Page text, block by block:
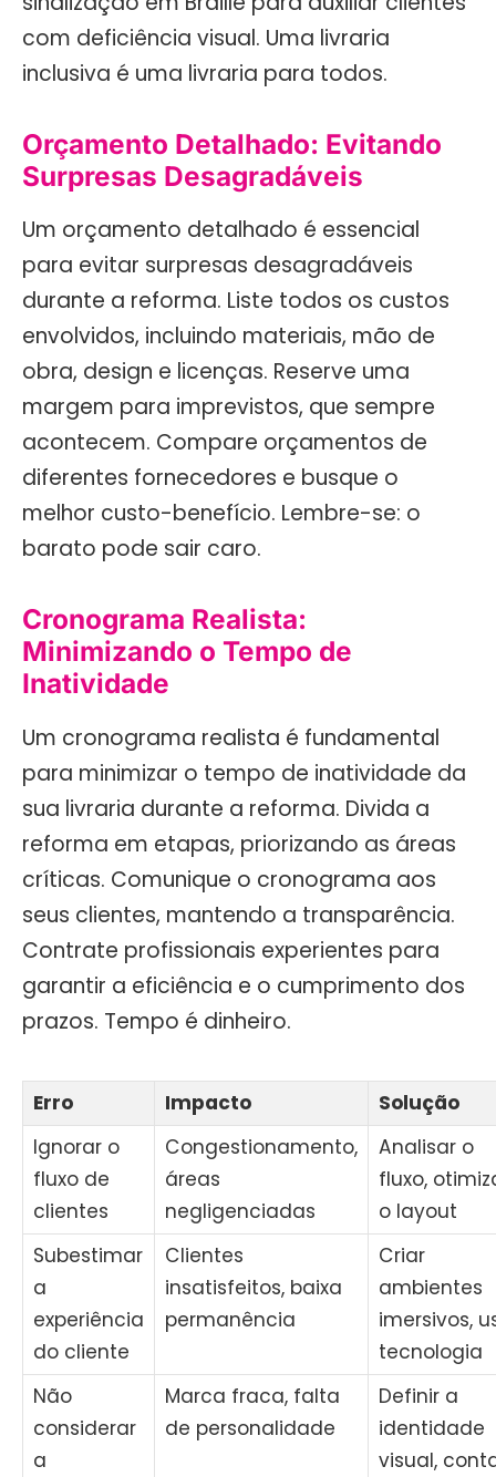
com deficiência visual. Uma livraria
inclusiva é uma livraria para todos.
Orçamento Detalhado: Evitando
Surpresas Desagradáveis
Um orçamento detalhado é essencial
para evitar surpresas desagradáveis
durante a reforma. Liste todos os custos
envolvidos, incluindo materiais, mão de
obra, design e licenças. Reserve uma
margem para imprevistos, que sempre
acontecem. Compare orçamentos de
diferentes fornecedores e busque o
melhor custo-benefício. Lembre-se: o
barato pode sair caro.
Cronograma Realista:
Minimizando o Tempo de
Inatividade
Um cronograma realista é fundamental
para minimizar o tempo de inatividade da
sua livraria durante a reforma. Divida a
reforma em etapas, priorizando as áreas
críticas. Comunique o cronograma aos
seus clientes, mantendo a transparência.
Contrate profissionais experientes para
garantir a eficiência e o cumprimento dos
prazos. Tempo é dinheiro.
Erro Impacto
Solução
Ignorar o
fluxo de
clientes
Congestionamento,
áreas
negligenciadas
Analisar o
fluxo,
o layout
Subestimar
a
experiência
do cliente
Clientes
insatisfeitos, baixa
permanência
Criar
ambientes
imersivos,
tecnologia
Não
considerar
a
Marca fraca, falta
de personalidade
Definir a
identidade
visual,